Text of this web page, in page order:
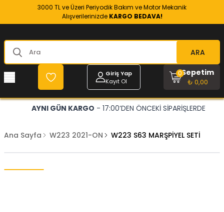
3000 TL ve Üzeri Periyodik Bakım ve Motor Mekanik
Alışverilerinizde KARGO BEDAVA!
ARA
Giriş Yap
Kayıt Ol
Sepetim
₺ 0,00
0
AYNI GÜN KARGO - 17:00’DEN ÖNCEKİ SİPARİŞLERDE
Ana Sayfa W223 2021-ON W223 S63 MARŞPİYEL SETİ